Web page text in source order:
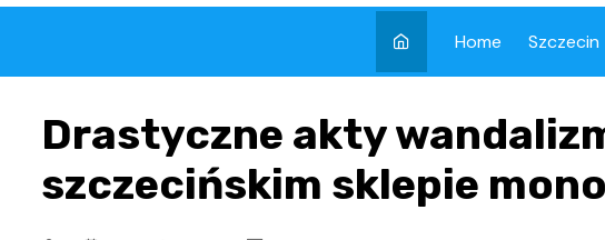
Home Szczecin
Drastyczne akty
szczecińskim sklepie